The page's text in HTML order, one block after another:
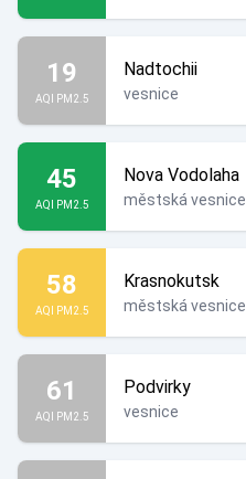
19
AQI PM2.5
Nadtochii
vesnice
45
AQI PM2.5
Nova Vodolaha
městská vesnice
58
AQI PM2.5
Krasnokutsk
městská vesnice
61
AQI PM2.5
Podvirky
vesnice